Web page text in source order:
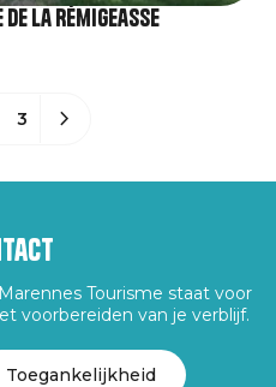
la Rémigeasse
3
Tourisme staat voor
voorbereiden van je verblijf.
Toegankelijkheid